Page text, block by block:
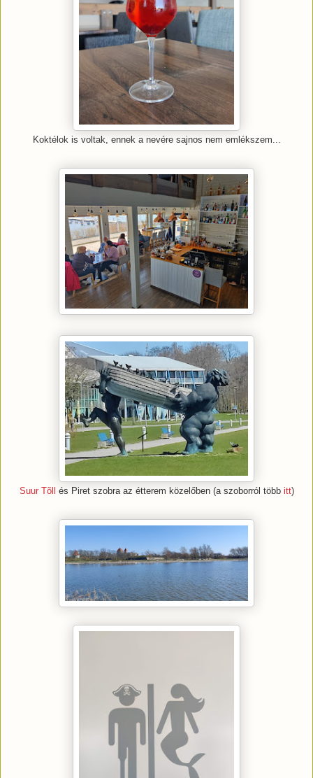
Koktélok is voltak, ennek a nevére sajnos nem emlékszem...
Suur Tõll és Piret szobra az étterem közelőben (a szoborról több itt)